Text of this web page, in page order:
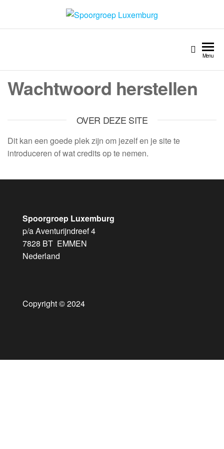
Spoorgroep Luxemburg
Menu
Wachtwoord herstellen
OVER DEZE SITE
Dit kan een goede plek zijn om jezelf en je site te
introduceren of wat credits op te nemen.
Spoorgroep Luxemburg
p/a Aventurijndreef 4
7828 BT EMMEN
Nederland
Copyright © 2024